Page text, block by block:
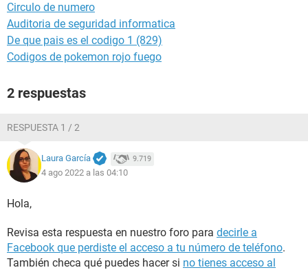
Circulo de numero
Auditoria de seguridad informatica
De que pais es el codigo 1 (829)
Codigos de pokemon rojo fuego
2 respuestas
RESPUESTA 1 / 2
Laura García 9.719
4 ago 2022 a las 04:10
Hola,
Revisa esta respuesta en nuestro foro para decirle a
Facebook que perdiste el acceso a tu número de teléfono.
También checa qué puedes hacer si no tienes acceso al